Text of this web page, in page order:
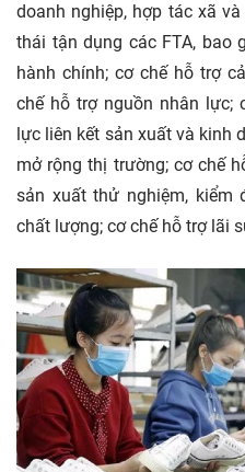
doanh nghiệp, hợp tác xã
thái tận dụng các FTA, bao
hành chính; cơ chế hỗ trợ
chế hỗ trợ nguồn nhân lực;
lực liên kết sản xuất và kinh
mở rộng thị trường; cơ chế
sản xuất thử nghiệm, kiểm
chất lượng; cơ chế hỗ trợ lãi